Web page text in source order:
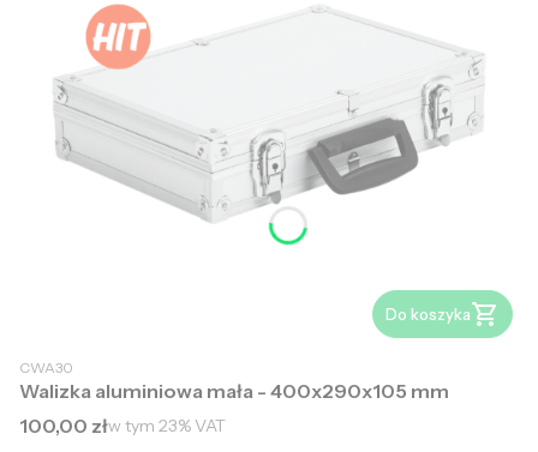
Do koszyka
CWA30
Walizka aluminiowa mała - 400x290x105 mm
Cena brutto
100,00 złw tym 23%VAT